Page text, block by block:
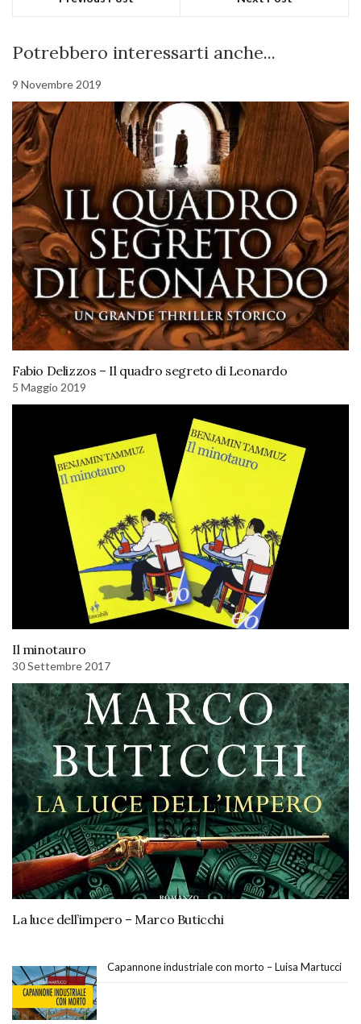
Potrebbero interessarti anche...
9 Novembre 2019
Fabio Delizzos – Il quadro segreto di Leonardo
5 Maggio 2019
Il minotauro
30 Settembre 2017
La luce dell’impero – Marco Buticchi
Capannone industriale con morto – Luisa Martucci